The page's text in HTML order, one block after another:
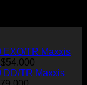
Maxxis
$54.000
Maxxis